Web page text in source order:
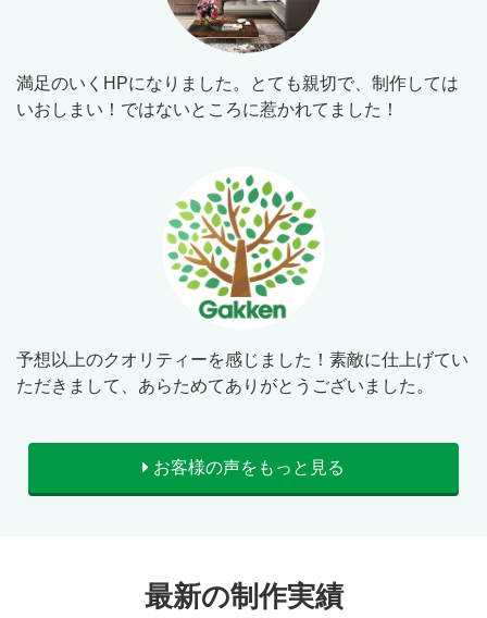
満足のいくHPになりました。とても親切で、制作しては
いおしまい！ではないところに惹かれてました！
予想以上のクオリティーを感じました！素敵に仕上げてい
ただきまして、あらためてありがとうございました。
お客様の声をもっと見る
最新の制作実績